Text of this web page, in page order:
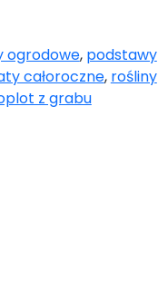
ogrodowe, podstawy
całoroczne, rośliny
z grabu